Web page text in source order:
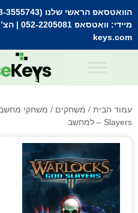
הוואטסאפ הראשי שלנו (053-3555743) בתקלה זמנית
מיידי: וואטסאפ 052-2205081 |
keys.com
עמוד הבית / משחקים / משחקי מחשב
Slayers – למחשב